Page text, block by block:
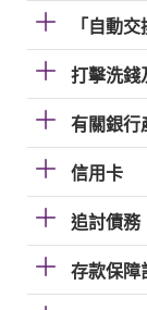
「自動
打擊洗錢
有關銀行
信用卡
追討債務
存款保障